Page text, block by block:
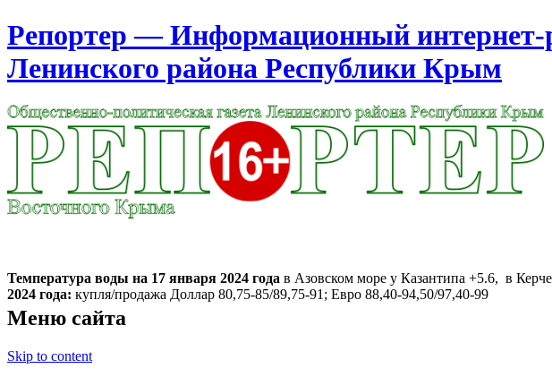
Репортер — Информационный интернет-
Ленинского района Республики Крым
Температура воды на 17 января 2024 года в Азовском море у Казантипа +5.6, в
2024 года: купля/продажа Доллар 80,75-85/89,75-91; Евро 88,40-94,50/97,40-99
Меню сайта
Skip to content